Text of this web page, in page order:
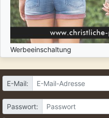
Werbeeinschaltung
E-Mail:
Passwort: